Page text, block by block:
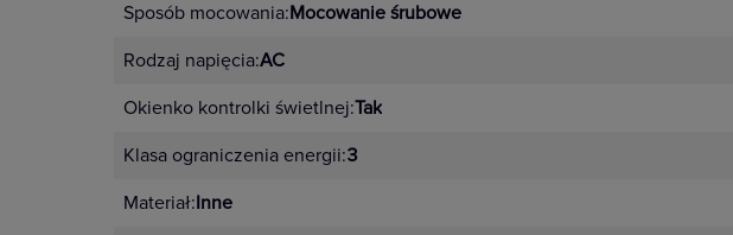
Sposób mocowania:Mocowanie śrubowe
Rodzaj napięcia:AC
Okienko kontrolki świetlnej:Tak
Klasa ograniczenia energii:3
Materiał:Inne